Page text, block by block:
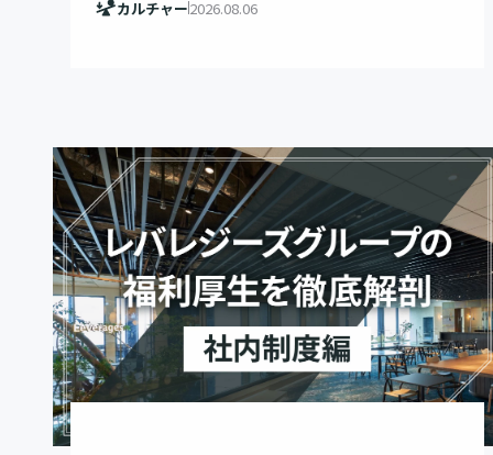
カルチャー2026.08.06